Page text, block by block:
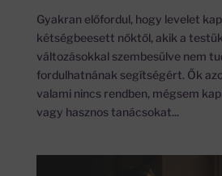
Gyakran előfordul, hogy levelet
kétségbeesett nőktől, akik a
változásokkal szembesülve nem
fordulhatnának segítségért. Ők
valami nincs rendben, mégsem
vagy hasznos tanácsokat...